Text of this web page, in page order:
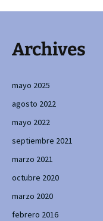
Archives
mayo 2025
agosto 2022
mayo 2022
septiembre 2021
marzo 2021
octubre 2020
marzo 2020
febrero 2016